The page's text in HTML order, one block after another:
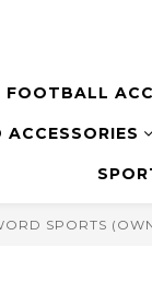
FOOTBALL
SPORTS